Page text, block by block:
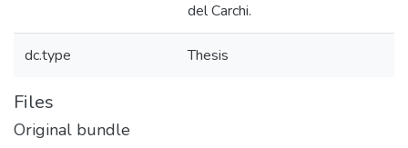
del Carchi.
dc.type Thesis
Files
Original bundle